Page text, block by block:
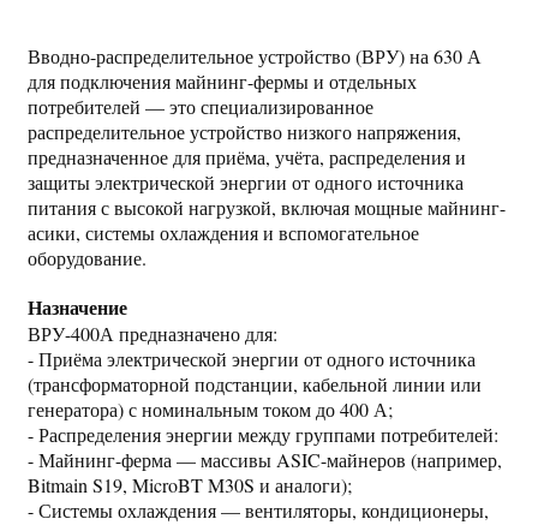
Вводно-распределительное устройство (ВРУ) на 630 А
для подключения майнинг-фермы и отдельных
потребителей — это специализированное
распределительное устройство низкого напряжения,
предназначенное для приёма, учёта, распределения и
защиты электрической энергии от одного источника
питания с высокой нагрузкой, включая мощные майнинг-
асики, системы охлаждения и вспомогательное
оборудование.
Назначение
ВРУ-400А предназначено для:
- Приёма электрической энергии от одного источника
(трансформаторной подстанции, кабельной линии или
генератора) с номинальным током до 400 А;
- Распределения энергии между группами потребителей:
- Майнинг-ферма — массивы ASIC-майнеров (например,
Bitmain S19, MicroBT M30S и аналоги);
- Системы охлаждения — вентиляторы, кондиционеры,